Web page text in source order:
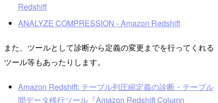
Redshift
ANALYZE COMPRESSION - Amazon Redshift
また、ツールとして診断から定義の変更までを行ってくれる
ツール等もあったりします。
Amazon Redshift: テーブル列圧縮定義の診断・テーブル
間データ移行ツール『Amazon Redshift Column